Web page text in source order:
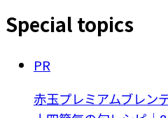
Special topics
PR
赤玉プレミアムブレン